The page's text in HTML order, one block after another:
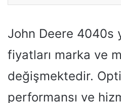
John Deere 4040s
fiyatları marka ve
değişmektedir.
performansı ve